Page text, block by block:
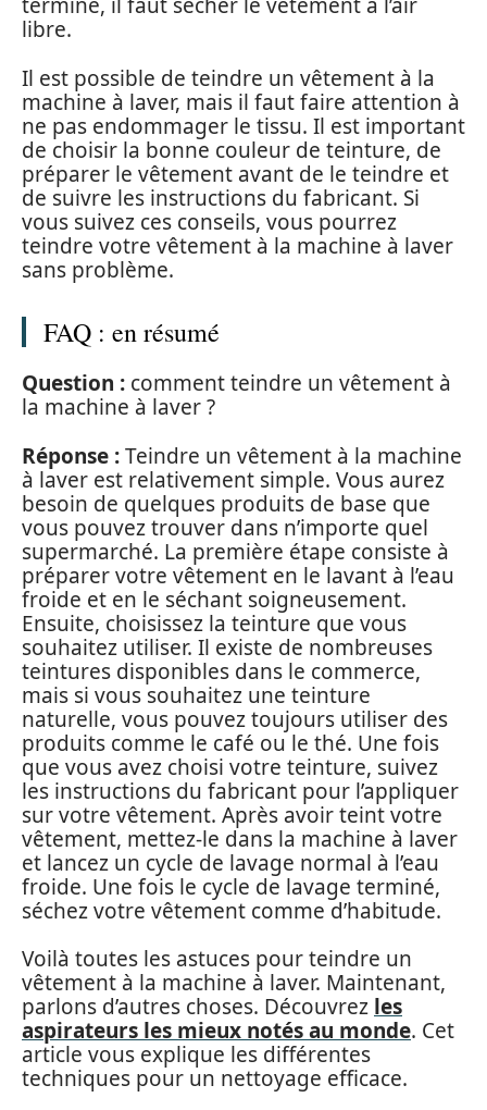
terminé, il faut sécher le vêtement à l’air
libre.
Il est possible de teindre un vêtement à la
machine à laver, mais il faut faire attention à
ne pas endommager le tissu. Il est important
de choisir la bonne couleur de teinture, de
préparer le vêtement avant de le teindre et
de suivre les instructions du fabricant. Si
vous suivez ces conseils, vous pourrez
teindre votre vêtement à la machine à laver
sans problème.
FAQ : en résumé
Question : comment teindre un vêtement à
la machine à laver ?
Réponse :Teindre un vêtement à la machine
à laver est relativement simple. Vous aurez
besoin de quelques produits de base que
vous pouvez trouver dans n’importe quel
supermarché. La première étape consiste à
préparer votre vêtement en le lavant à l’eau
froide et en le séchant soigneusement.
Ensuite, choisissez la teinture que vous
souhaitez utiliser. Il existe de nombreuses
teintures disponibles dans le commerce,
mais si vous souhaitez une teinture
naturelle, vous pouvez toujours utiliser des
produits comme le café ou le thé. Une fois
que vous avez choisi votre teinture, suivez
les instructions du fabricant pour l’appliquer
sur votre vêtement. Après avoir teint votre
vêtement, mettez-le dans la machine à laver
et lancez un cycle de lavage normal à l’eau
froide. Une fois le cycle de lavage terminé,
séchez votre vêtement comme d’habitude.
Voilà toutes les astuces pour teindre un
vêtement à la machine à laver. Maintenant,
parlons d’autres choses. Découvrez les
aspirateurs les mieux notés au monde. Cet
article vous explique les différentes
techniques pour un nettoyage efficace.